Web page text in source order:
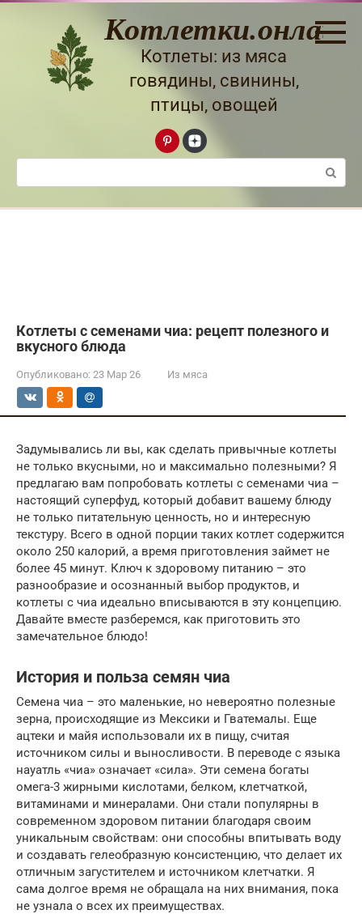
Перейти
Котлетки.онлайн
Котлеты: из мяса
говядины, свинины,
птицы, овощей
Поиск:
Котлеты с семенами чиа: рецепт полезного и
вкусного блюда
Опубликовано: 23 Мар 26 Из мяса
Задумывались ли вы, как сделать привычные котлеты
не только вкусными, но и максимально полезными? Я
предлагаю вам попробовать котлеты с семенами чиа –
настоящий суперфуд, который добавит вашему блюду
не только питательную ценность, но и интересную
текстуру. Всего в одной порции таких котлет содержится
около 250 калорий, а время приготовления займет не
более 45 минут. Ключ к здоровому питанию – это
разнообразие и осознанный выбор продуктов, и
котлеты с чиа идеально вписываются в эту концепцию.
Давайте вместе разберемся, как приготовить это
замечательное блюдо!
История и польза семян чиа
Семена чиа – это маленькие, но невероятно полезные
зерна, происходящие из Мексики и Гватемалы. Еще
ацтеки и майя использовали их в пищу, считая
источником силы и выносливости. В переводе с языка
науатль «чиа» означает «сила». Эти семена богаты
омега-3 жирными кислотами, белком, клетчаткой,
витаминами и минералами. Они стали популярны в
современном здоровом питании благодаря своим
уникальным свойствам: они способны впитывать воду
и создавать гелеобразную консистенцию, что делает их
отличным загустителем и источником клетчатки. Я
сама долгое время не обращала на них внимания, пока
не узнала о всех их преимуществах.